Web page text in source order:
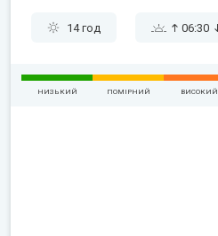
14 год 06:30
НИЗЬКИЙ ПОМІРНИЙ ВИСОКИЙ